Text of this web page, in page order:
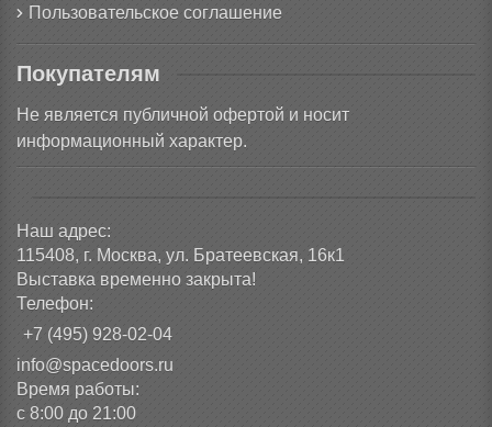
Пользовательское соглашение
Покупателям
Не является публичной офертой и носит
информационный характер.
Наш адрес:
115408, г. Москва, ул. Братеевская, 16к1
Выставка временно закрыта!
Телефон:
+7 (495) 928-02-04
info@spacedoors.ru
Время работы:
с 8:00 до 21:00